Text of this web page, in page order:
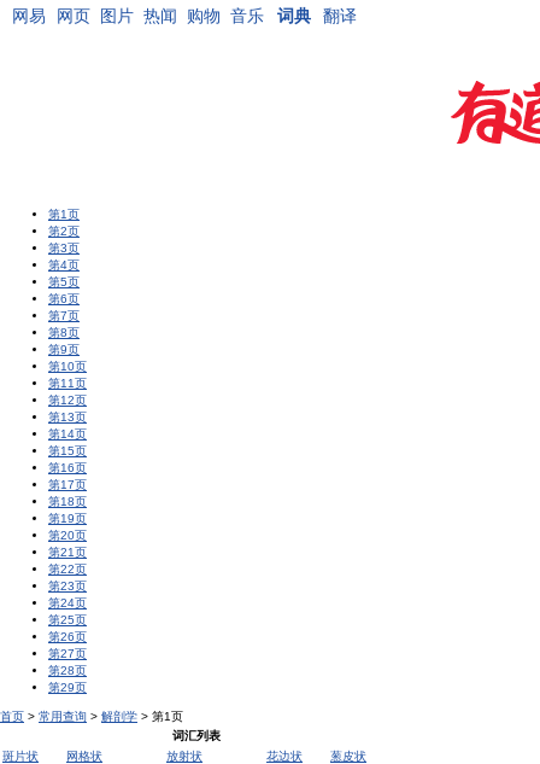
网易 网页 图片 热闻 购物 音乐 词典 翻译
第1页
第2页
第3页
第4页
第5页
第6页
第7页
第8页
第9页
第10页
第11页
第12页
第13页
第14页
第15页
第16页
第17页
第18页
第19页
第20页
第21页
第22页
第23页
第24页
第25页
第26页
第27页
第28页
第29页
首页 > 常用查询 > 解剖学 > 第1页
词汇列表
斑片状
网格状 放射状 花边状
葱皮状